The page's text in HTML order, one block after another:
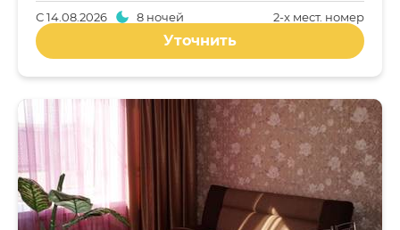
2-x мест. номер
С14.08.2026 8 ночей
Уточнить